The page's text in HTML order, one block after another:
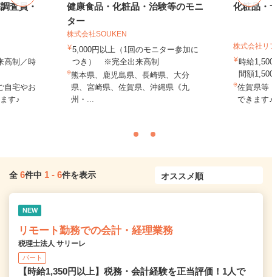
査員・
高制／時
宅やお
す♪
健康食品・化粧品・治験等のモニ
ター
株式会社SOUKEN
5,000円以上（1回のモニター参加に
つき） ※完全出来高制
熊本県、鹿児島県、長崎県、大分
県、宮崎県、佐賀県、沖縄県《九
州・...
化粧品・
株式会社リ
時給
間額
佐賀県等
できま
全 6件中 1 - 6件を表示
NEW
リモート勤務での会計・経理業務
税理士法人 サリーレ
パート
【時給1,350円以上】税務・会計経験を正当評価！1⼈で